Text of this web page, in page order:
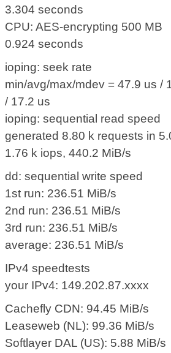
3.304 seconds
CPU: AES-encrypting 500 MB
0.924 seconds
ioping: seek rate
min/avg/max/mdev = 47.9 us /
/ 17.2 us
ioping: sequential read speed
generated 8.80 k requests in
1.76 k iops, 440.2 MiB/s
dd: sequential write speed
1st run: 236.51 MiB/s
2nd run: 236.51 MiB/s
3rd run: 236.51 MiB/s
average: 236.51 MiB/s
IPv4 speedtests
your IPv4: 149.202.87.xxxx
Cachefly CDN: 94.45 MiB/s
Leaseweb (NL): 99.36 MiB/s
Softlayer DAL (US): 5.88 MiB/s